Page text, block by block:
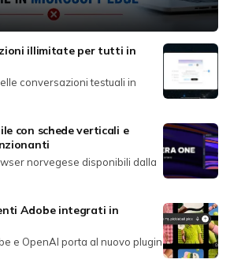
illimitate per tutti in
conversazioni testuali in
con schede verticali e
norvegese disponibili dalla
Adobe integrati in
e OpenAI porta al nuovo plugin